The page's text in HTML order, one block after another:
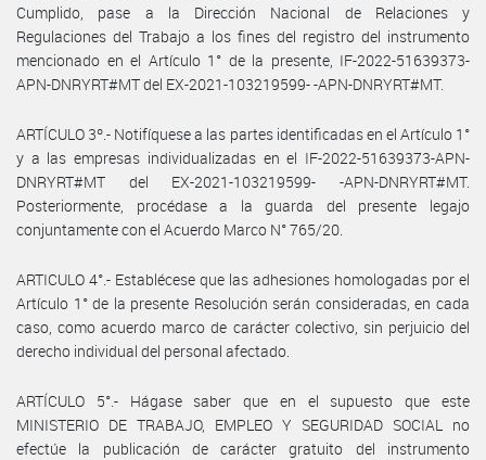
Cumplido, pase a la Dirección Nacional de Relaciones y
Regulaciones del Trabajo a los fines del registro del instrumento
mencionado en el Artículo 1° de la presente, IF-2022-51639373-
APN-DNRYRT#MT del EX-2021-103219599- -APN-DNRYRT#MT.
ARTÍCULO 3º.- Notifíquese a las partes identificadas en el Artículo 1°
y a las empresas individualizadas en el IF-2022-51639373-APN-
DNRYRT#MT del EX-2021-103219599- -APN-DNRYRT#MT.
Posteriormente, procédase a la guarda del presente legajo
conjuntamente con el Acuerdo Marco N° 765/20.
ARTICULO 4°.- Establécese que las adhesiones homologadas por el
Artículo 1° de la presente Resolución serán consideradas, en cada
caso, como acuerdo marco de carácter colectivo, sin perjuicio del
derecho individual del personal afectado.
ARTÍCULO 5°.- Hágase saber que en el supuesto que este
MINISTERIO DE TRABAJO, EMPLEO Y SEGURIDAD SOCIAL no
efectúe la publicación de carácter gratuito del instrumento